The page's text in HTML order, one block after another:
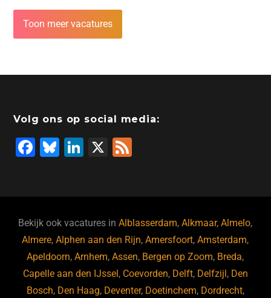
Toon meer vacatures
Volg ons op social media:
F
b
o
o
k
Bl
ky
Li
dI
n
X
Bekijk ook vacatures inAlblasserdam,Alkmaar,Almelo,
Almere,Alphen aan den Rijn,Amersfoort,Amsterdam,
Apeldoorn,Arnhem,Assen, Bergen op Zoom, Breda,
Capelle aan den IJssel , Coevorden, Delft, Delfzijl , Den
Bosch, Den Haag, Deventer, Doetinchem, Dordrecht,